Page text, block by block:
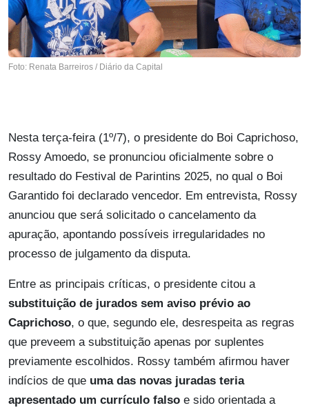
Foto: Renata Barreiros / Diário da Capital
Nesta terça-feira (1º/7), o presidente do Boi Caprichoso,
Rossy Amoedo, se pronunciou oficialmente sobre o
resultado do Festival de Parintins 2025, no qual o Boi
Garantido foi declarado vencedor. Em entrevista, Rossy
anunciou que será solicitado o cancelamento da
apuração, apontando possíveis irregularidades no
processo de julgamento da disputa.
Entre as principais críticas, o presidente citou a
substituição de jurados sem aviso prévio ao
Caprichoso, o que, segundo ele, desrespeita as regras
que preveem a substituição apenas por suplentes
previamente escolhidos. Rossy também afirmou haver
indícios de que uma das novas juradas teria
apresentado um currículo falso e sido orientada a